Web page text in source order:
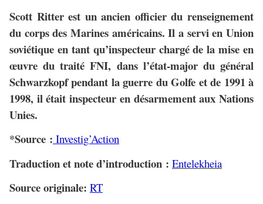
Scott Ritter est un ancien officier du renseignement
du corps des Marines américains. Il a servi en Union
soviétique en tant qu’inspecteur chargé de la mise en
œuvre du traité FNI, dans l’état-major du général
Schwarzkopf pendant la guerre du Golfe et de 1991 à
1998, il était inspecteur en désarmement aux Nations
Unies.
*Source : Investig’Action
Traduction et note d’introduction : Entelekheia
Source originale: RT